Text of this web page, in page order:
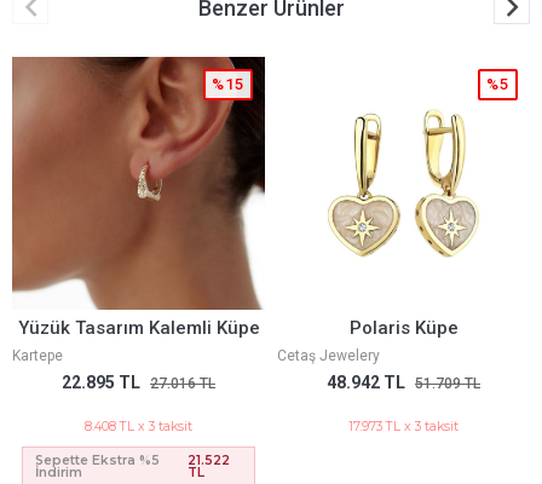
Benzer Ürünler
Polaris Küpe
Cetaş Jewelery
48.942 TL 51.709 TL
%5
17.973 TL x 3 taksit
Aqualis Küpe
Cetaş Jewelery
57.650 TL 60.958 TL
%5
21.171 TL x 3 taksit